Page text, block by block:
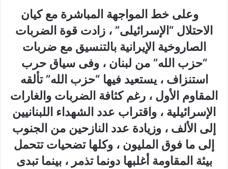
وعلى خط المواجهة المباشرة مع كيان
الاحتلال “الإسرائيلى” ، زادت قوة الضربات
الصاروخية الإيرانية بالتنسيق مع ضربات
“حزب الله” من لبنان ، وفى سياق حرب
استنزاف ، يستعيد فيها “حزب الله” تألقه
المقاوم الأول ، رغم كثافة الضربات والغارات
الإسرائيلية ، واقتراب عدد الشهداء اللبنانيين
إلى الألف ، وزيادة عدد النازحين من الجنوب
إلى ما فوق المليون ، وكلها تضحيات تتحمل
بيئة المقاومة أغلبها دونما تذمر ، بينما تبدى